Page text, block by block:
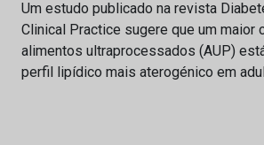
Um estudo publicado na revista
Clinical Practice sugere que um maior
alimentos ultraprocessados (AUP)
perfil lipídico mais aterogénico em